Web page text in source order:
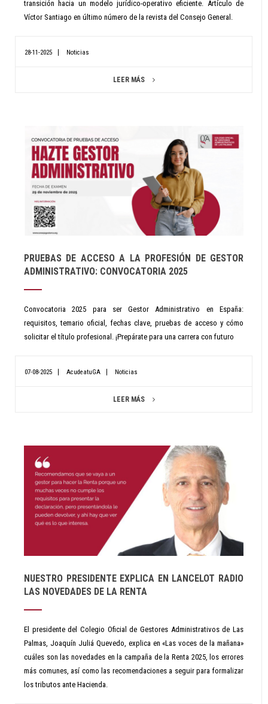
transición hacia un modelo jurídico-operativo eficiente. Artículo de
Víctor Santiago en último número de la revista del Consejo General.
28-11-2025 Noticias
LEER MÁS
PRUEBAS DE ACCESO A LA PROFESIÓN DE GESTOR
ADMINISTRATIVO: CONVOCATORIA 2025
Convocatoria 2025 para ser Gestor Administrativo en España:
requisitos, temario oficial, fechas clave, pruebas de acceso y cómo
solicitar el título profesional. ¡Prepárate para una carrera con futuro
07-08-2025 AcudeatuGA Noticias
LEER MÁS
NUESTRO PRESIDENTE EXPLICA EN LANCELOT RADIO
LAS NOVEDADES DE LA RENTA
El presidente del Colegio Oficial de Gestores Administrativos de Las
Palmas, Joaquín Juliá Quevedo, explica en «Las voces de la mañana»
cuáles son las novedades en la campaña de la Renta 2025, los errores
más comunes, así como las recomendaciones a seguir para formalizar
los tributos ante Hacienda.